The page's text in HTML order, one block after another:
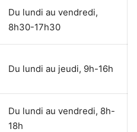
Du lundi au vendredi,
8h30-17h30
Du lundi au jeudi, 9h-16h
Du lundi au vendredi, 8h-
18h